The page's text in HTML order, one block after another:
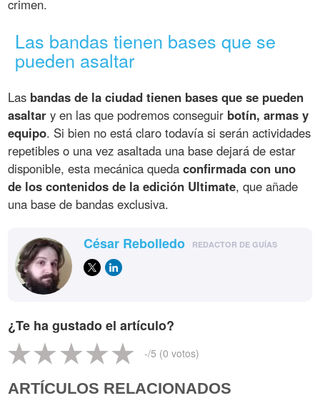
crimen.
Las bandas tienen bases que se
pueden asaltar
Las bandas de la ciudad tienen bases que se pueden
asaltar y en las que podremos conseguir botín, armas y
equipo. Si bien no está claro todavía si serán actividades
repetibles o una vez asaltada una base dejará de estar
disponible, esta mecánica quedaconfirmada con uno
de los contenidos de la edición Ultimate, que añade
una base de bandas exclusiva.
César Rebolledo REDACTOR DE GUÍAS
¿Te ha gustado el artículo?
-/5 (0 votos)
ARTÍCULOS RELACIONADOS